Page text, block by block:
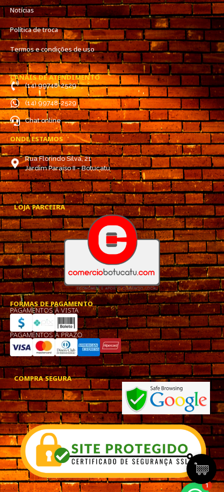
Notícias
Política de troca
Termos e condições de uso
CANAIS DE ATENDIMENTO
(14) 99748-2529
(14) 99748-2529
Chat online
ONDE ESTAMOS
Rua Florindo Silva, 21
Jardim Paraíso II - Botucatu
LOJA PARCEIRA
FORMAS DE PAGAMENTO
PAGAMENTOS À VISTA
PAGAMENTOS À PRAZO
COMPRA SEGURA
1